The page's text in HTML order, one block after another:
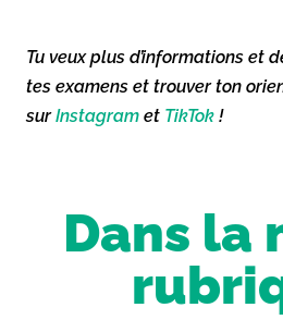
Tu veux plus d’informations et
tes examens et trouver ton
surInstagram et TikTok !
Dans la